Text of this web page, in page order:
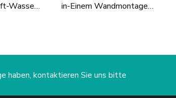
Wasser
in-Einem Wandmontage
haben, kontaktieren Sie uns bitte